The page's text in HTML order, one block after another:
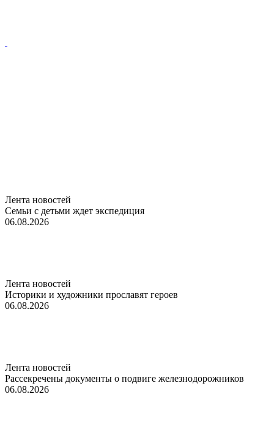
Лента новостей
Семьи с детьми ждет экспедиция
06.08.2026
Лента новостей
Историки и художники прославят героев
06.08.2026
Лента новостей
Рассекречены документы о подвиге железнодорожников
06.08.2026